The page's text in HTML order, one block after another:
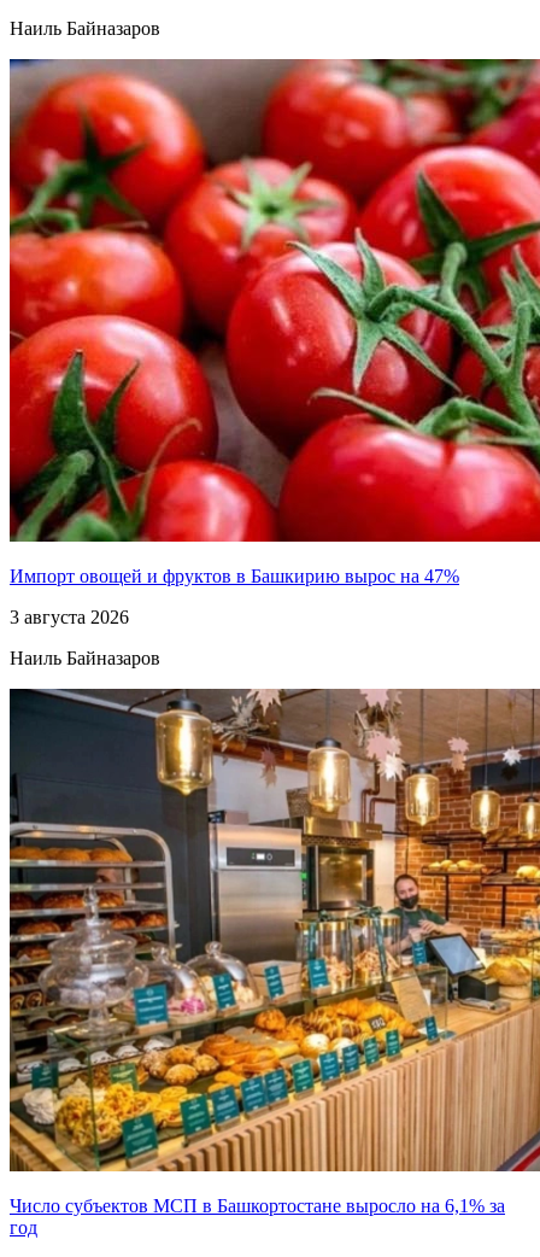
Наиль Байназаров
Импорт овощей и фруктов в Башкирию вырос на 47%
3 августа 2026
Наиль Байназаров
Число субъектов МСП в Башкортостане выросло на 6,1% за
год